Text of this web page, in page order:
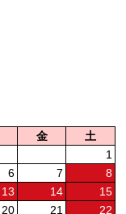
金
土
1
6 7
8
13 14
15
20 21
22